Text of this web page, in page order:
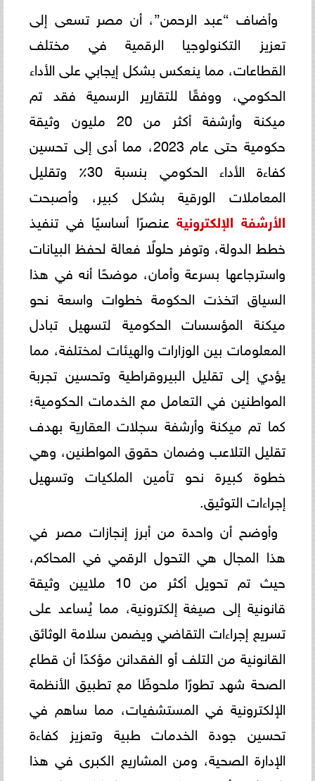
وأضاف “عبد الرحمن”، أن مصر تسعى إلى
تعزيز التكنولوجيا الرقمية في مختلف
القطاعات، مما ينعكس بشكل إيجابي على الأداء
الحكومي، ووفقًا للتقارير الرسمية فقد تم
ميكنة وأرشفة أكثر من 20 مليون وثيقة
حكومية حتى عام 2023، مما أدى إلى تحسين
كفاءة الأداء الحكومي بنسبة 30٪ وتقليل
المعاملات الورقية بشكل كبير، وأصبحت
الأرشفة الإلكترونيةعنصرًا أساسيًا في تنفيذ
خطط الدولة، وتوفر حلولًا فعالة لحفظ البيانات
واسترجاعها بسرعة وأمان، موضحًا أنه في هذا
السياق اتخذت الحكومة خطوات واسعة نحو
ميكنة المؤسسات الحكومية لتسهيل تبادل
المعلومات بين الوزارات والهيئات لمختلفة، مما
يؤدي إلى تقليل البيروقراطية وتحسين تجربة
المواطنين في التعامل مع الخدمات الحكومية؛
كما تم ميكنة وأرشفة سجلات العقارية بهدف
تقليل التلاعب وضمان حقوق المواطنين، وهي
خطوة كبيرة نحو تأمين الملكيات وتسهيل
إجراءات التوثيق.
وأوضح أن واحدة من أبرز إنجازات مصر في
هذا المجال هي التحول الرقمي في المحاكم،
حيث تم تحويل أكثر من 10 ملايين وثيقة
قانونية إلى صيغة إلكترونية، مما يُساعد على
تسريع إجراءات التقاضي ويضمن سلامة الوثائق
القانونية من التلف أو الفقدانن مؤكدًا أن قطاع
الصحة شهد تطورًا ملحوظًا مع تطبيق الأنظمة
الإلكترونية في المستشفيات، مما ساهم في
تحسين جودة الخدمات طبية وتعزيز كفاءة
الإدارة الصحية، ومن المشاريع الكبرى في هذا